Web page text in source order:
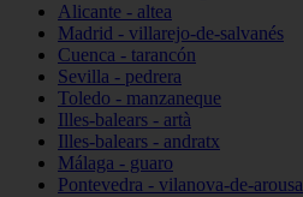
Alicante - altea
Madrid - villarejo-de-salvanés
Cuenca - tarancón
Sevilla - pedrera
Toledo - manzaneque
Illes-balears - artà
Illes-balears - andratx
Málaga - guaro
Pontevedra - vilanova-de-arousa